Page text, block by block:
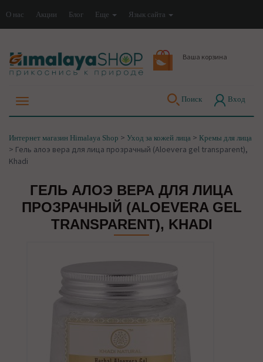
О нас Акции Блог Еще Язык сайта
Ваша корзина
Поиск Вход
Интернет магазин Himalaya Shop > Уход за кожей лица > Кремы для лица
> Гель алоэ вера для лица прозрачный (Aloevera gel transparent),
Khadi
ГЕЛЬ АЛОЭ ВЕРА ДЛЯ ЛИЦА
ПРОЗРАЧНЫЙ (ALOEVERA GEL
TRANSPARENT), KHADI